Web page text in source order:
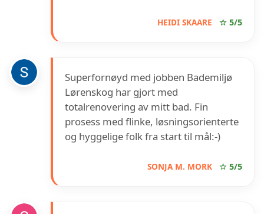
HEIDI SKAARE ☆ 5/5
Superfornøyd med jobben Bademiljø
Lørenskog har gjort med
totalrenovering av mitt bad. Fin
prosess med flinke, løsningsorienterte
og hyggelige folk fra start til mål:-)
SONJA M. MORK ☆ 5/5